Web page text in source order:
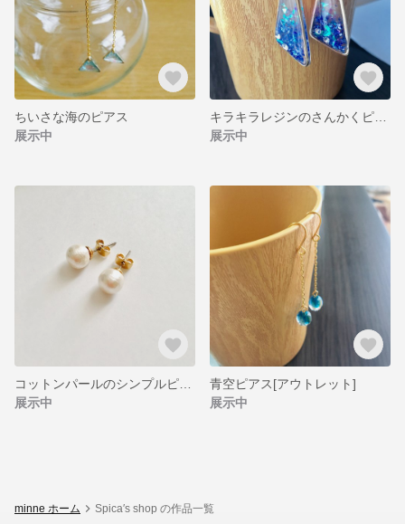
ちいさな海のピアス
展示中
展示中
展示中
青空ピアス[アウトレット]
展示中
minne ホーム Spica′s shop の作品一覧